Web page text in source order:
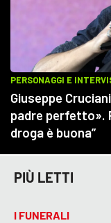
PIÙ LETTI
I FUNERALI